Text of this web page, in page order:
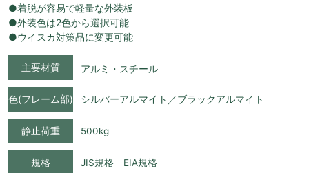
●着脱が容易で軽量な外装板
●外装色は2色から選択可能
●ウイスカ対策品に変更可能
主要材質 アルミ・スチール
色(フレーム部) シルバーアルマイト／ブラックアルマイト
静止荷重 500kg
規格 JIS規格 EIA規格